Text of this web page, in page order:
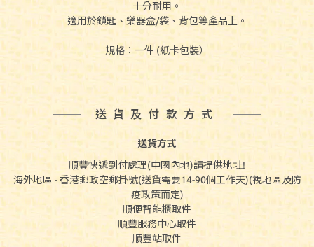
十分耐用。
適用於鎖匙、樂器盒/袋、背包等產品上。
規格：一件 (紙卡包裝）
送貨及付款方式
送貨方式
順豐快遞到付處理(中國內地)請提供地址!
海外地區 - 香港郵政空郵掛號(送貨需要14-90個工作天)(視地區及防
疫政策而定)
順便智能櫃取件
順豐服務中心取件
順豐站取件